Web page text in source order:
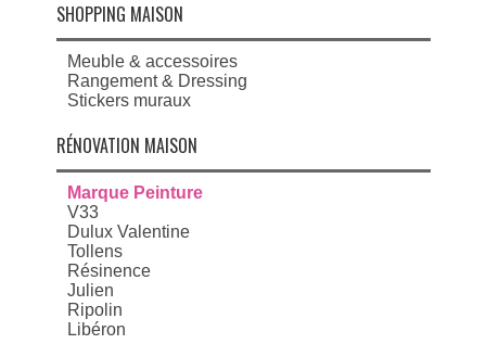
SHOPPING MAISON
Meuble & accessoires
Rangement & Dressing
Stickers muraux
RÉNOVATION MAISON
Marque Peinture
V33
Dulux Valentine
Tollens
Résinence
Julien
Ripolin
Libéron